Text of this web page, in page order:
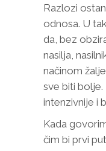
Razlozi
odnosa. U
da, bez
nasilja,
načinom
sve biti
intenzivnije i
Kada
čim bi prvi